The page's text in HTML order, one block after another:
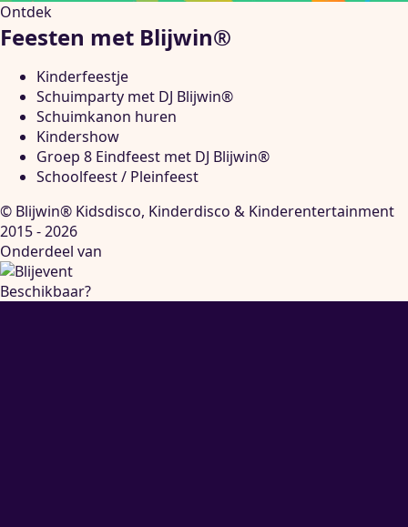
Ontdek
Feesten met Blijwin®
Kinderfeestje
Schuimparty met DJ Blijwin®
Schuimkanon huren
Kindershow
Groep 8 Eindfeest met DJ Blijwin®
Schoolfeest / Pleinfeest
© Blijwin® Kidsdisco, Kinderdisco & Kinderentertainment
2015 - 2026
Onderdeel van
Beschikbaar?